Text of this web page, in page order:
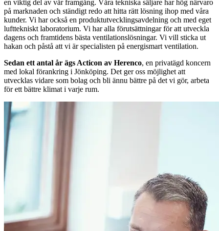
en viktig del av vår framgång. Våra tekniska säljare har hög närvaro
på marknaden och ständigt redo att hitta rätt lösning ihop med våra
kunder. Vi har också en produktutvecklingsavdelning och med eget
lufttekniskt laboratorium. Vi har alla förutsättningar för att utveckla
dagens och framtidens bästa ventilationslösningar. Vi vill sticka ut
hakan och påstå att vi är specialisten på energismart ventilation.
Sedan ett antal år ägs Acticon av Herenco, en privatägd koncern
med lokal förankring i Jönköping. Det ger oss möjlighet att
utvecklas vidare som bolag och bli ännu bättre på det vi gör, arbeta
för ett bättre klimat i varje rum.